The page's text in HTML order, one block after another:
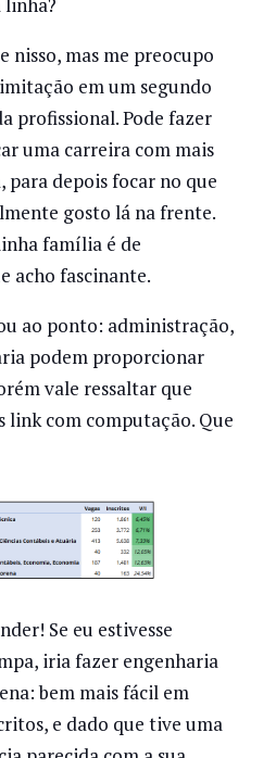
nisso, mas me preocupo
em um segundo
profissional. Pode fazer
uma carreira com mais
para depois focar no que
gosto lá na frente.
família é de
acho fascinante.
ao ponto: administração,
podem proporcionar
vale ressaltar que
link com computação. Que
Se eu estivesse
iria fazer engenharia
bem mais fácil em
e dado que tive uma